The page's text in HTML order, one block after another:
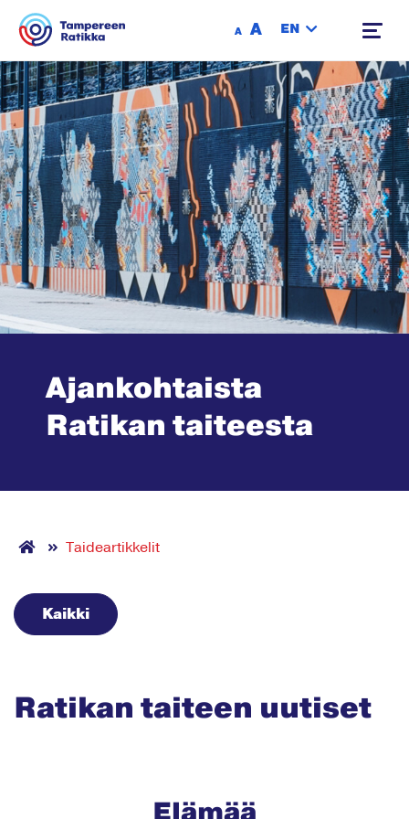
A A EN
Ajankohtaista
Ratikan taiteesta
Taideartikkelit
Kaikki
Ratikan taiteen uutiset